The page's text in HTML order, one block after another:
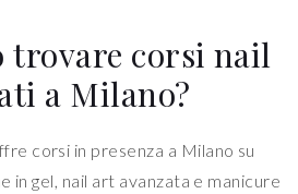
trovare corsi nail
a Milano?
corsi in presenza a Milano su
in gel, nail art avanzata e manicure